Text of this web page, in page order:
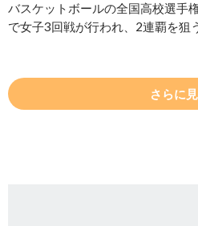
バスケットボールの全国高校選手
で女子3回戦が行われ、2連覇を狙
さらに